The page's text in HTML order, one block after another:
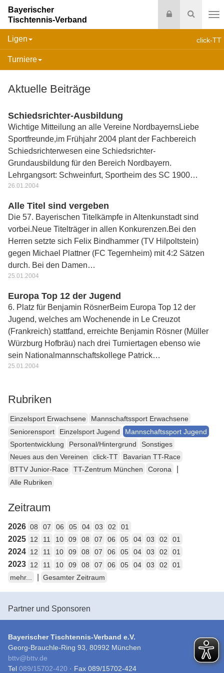
Suche
Login
Bayerischer
Tischtennis-Verband
click-TT
Ligen
Turniere
Aktuelle Beiträge
Schiedsrichter-Ausbildung
Wichtige Mitteilung an alle Vereine NordbayernsLiebe
Sportfreunde,im Frühjahr 2004 plant der Fachbereich
Schiedsrichterwesen eine Schiedsrichter-
Grundausbildung für den Bereich Nordbayern.
Lehrgangsort: Schweinfurt, Sportheim des SC 1900…
26.01.2004
Alle Titel sind vergeben
Die 57. Bayerischen Titelkämpfe in Altenkunstadt sind
vorbei.Neue Titelträger in allen Konkurenzen.Bei den
Herren setzte sich Felix Bindhammer (TV Hilpoltstein)
gegen Michael Plattner (FC Tegernheim) mit 4:2 Sätzen
durch. Bei den Damen…
25.01.2004
Europa Top 12 der Jugend
6. Platz für Benjamin RösnerBeim Europa Top 12 der
Jugend, welches am Wochenende in Le Creuzot
(Frankreich) stattfand, erreichte Benjamin Rösner (Müller
Würzburg Hofbräu) nach drei Turniertagen ebenso wie
sein Nationalmannschaftskollege Patrick…
25.01.2004
Rubriken
Einzelsport Erwachsene
Mannschaftssport Erwachsene
Seniorensport
Einzelsport Jugend
Mannschaftssport Jugend
Sportentwicklung
Personal/Hintergrund
Sonstiges
Neues aus den Vereinen
click-TT
Bavarian TT-Race
BTTV Junior-Race
TT-Zentrum München Corona
Alle Rubriken
Zeitraum
2026 08 07 06 05 04 03 02 01
2025 12 11 10 09 08 07 06 05 04 03 02 01
2024 12 11 10 09 08 07 06 05 04 03 02 01
2023 12 11 10 09 08 07 06 05 04 03 02
01
mehr...
Gesamter Zeitraum
Partner und Sponsoren
Bayerischer Tischtennis-Verband e.V.
Georg-Brauchle-Ring 93, 80992 München
bttv@bttv.de
Tel 089/15702-420 · Fax 089/15702-424